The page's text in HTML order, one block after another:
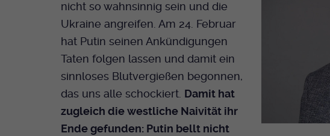
nicht so wahnsinnig sein und die
Ukraine angreifen. Am 24. Februar
hat Putin seinen Ankündigungen
Taten folgen lassen und damit ein
sinnloses Blutvergießen begonnen,
das uns alle schockiert. Damit hat
zugleich die westliche Naivität ihr
Ende gefunden: Putin bellt nicht
Laufzeit Ende der Sitzung
Zweck
PHP Daten Identifikator, der
die PHP session() Methode benutzt
Name uid
Anbieter EKHN
Anbieter Medienhaus der EKHN GmbH
Laufzeit 1 Jahr
Zweck
Speicherung der Cookie Constent
Einstellungen
Spotify
Giphy
TikTok